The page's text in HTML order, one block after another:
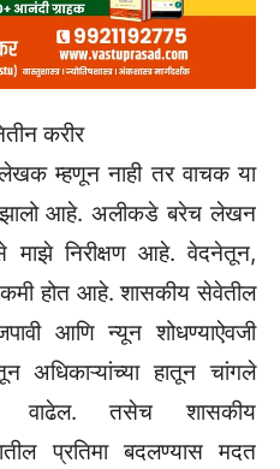
करीर
लेखक म्हणून नाही तर वाचक या
झालो आहे. अलीकडे बरेच लेखन
निरीक्षण आहे. वेदनेतून,
कमी होत आहे. शासकीय सेवेतील
आणि न्यून शोधण्याऐवजी
अधिकाऱ्यांच्या हातून चांगले
वाढेल. तसेच शासकीय
प्रतिमा बदलण्यास मदत